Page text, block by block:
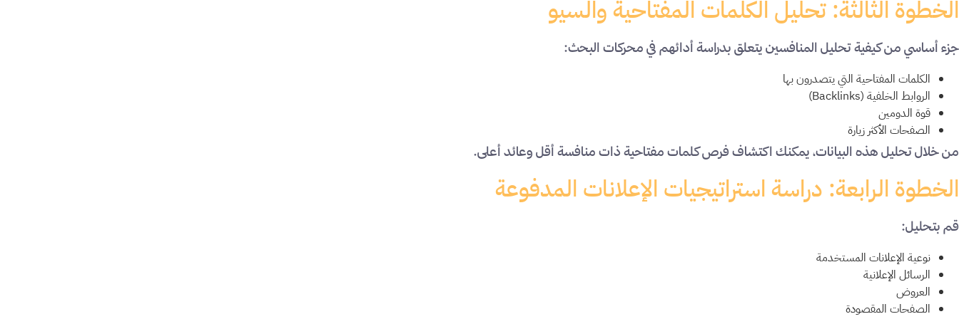
الخطوة الثالثة: تحليل الكلمات المفتاحية والسيو
جزء أساسي من كيفية تحليل المنافسين يتعلق بدراسة أدائهم في محركات البحث:
الكلمات المفتاحية التي يتصدرون بها
الروابط الخلفية (Backlinks)
قوة الدومين
الصفحات الأكثر زيارة
من خلال تحليل هذه البيانات، يمكنك اكتشاف فرص كلمات مفتاحية ذات منافسة أقل وعائد أعلى.
الخطوة الرابعة: دراسة استراتيجيات الإعلانات المدفوعة
قم بتحليل:
نوعية الإعلانات المستخدمة
الرسائل الإعلانية
العروض
الصفحات المقصودة